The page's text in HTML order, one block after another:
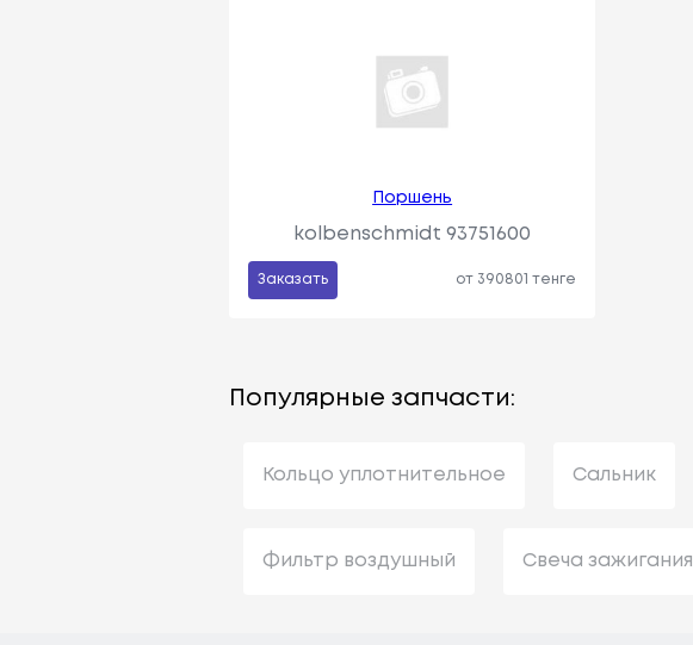
Поршень
kolbenschmidt 93751600
Заказать от 390801 тенге
Популярные запчасти:
Кольцо уплотнительное Сальник
Фильтр воздушный Свеча зажигания